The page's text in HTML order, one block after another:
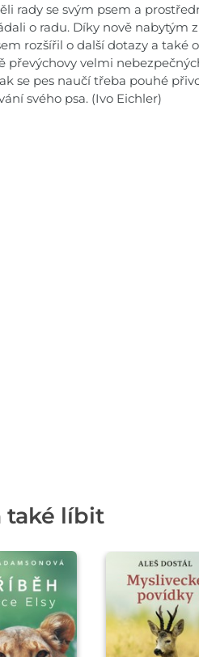
rady se svým psem a
o radu. Díky nově nabytým
rozšířil o další dotazy a také
velmi
se pes naučí třeba pouhé
svého psa. (Ivo Eichler)
také líbit